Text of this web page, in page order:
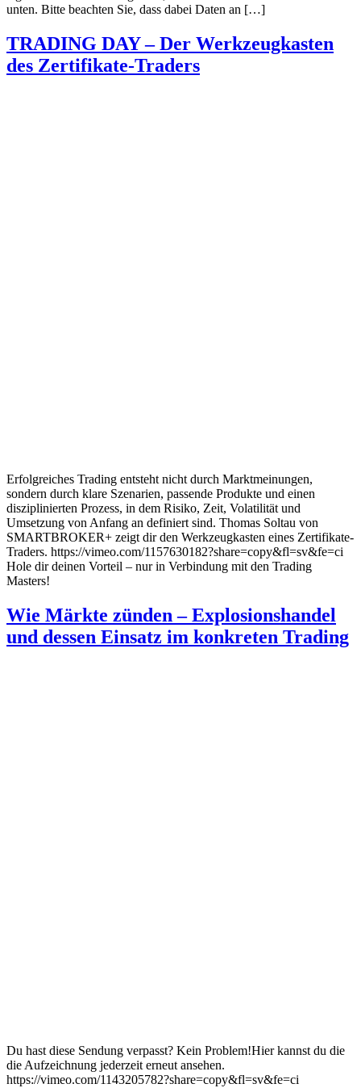
unten. Bitte beachten Sie, dass dabei Daten an […]
TRADING DAY – Der Werkzeugkasten
des Zertifikate-Traders
Erfolgreiches Trading entsteht nicht durch Marktmeinungen,
sondern durch klare Szenarien, passende Produkte und einen
disziplinierten Prozess, in dem Risiko, Zeit, Volatilität und
Umsetzung von Anfang an definiert sind. Thomas Soltau von
SMARTBROKER+ zeigt dir den Werkzeugkasten eines Zertifikate-
Traders. https://vimeo.com/1157630182?share=copy&fl=sv&fe=ci
Hole dir deinen Vorteil – nur in Verbindung mit den Trading
Masters!
Wie Märkte zünden – Explosionshandel
und dessen Einsatz im konkreten Trading
Du hast diese Sendung verpasst? Kein Problem!Hier kannst du die
die Aufzeichnung jederzeit erneut ansehen.
https://vimeo.com/1143205782?share=copy&fl=sv&fe=ci